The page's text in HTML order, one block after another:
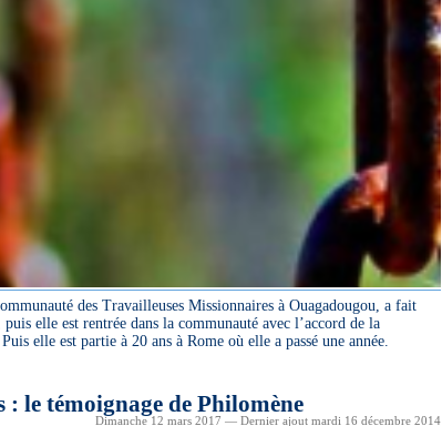
des Travailleuses Missionnaires à Ouagadougou, a fait
puis elle est rentrée dans la communauté avec l’accord de la
elle est partie à 20 ans à Rome où elle a passé une année.
le témoignage de Philomène
Dimanche 12 mars 2017 — Dernier ajout mardi 16 décembre 2014